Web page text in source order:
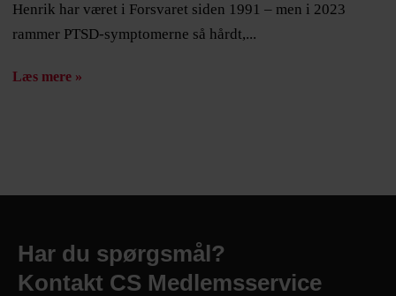
Henrik har været i Forsvaret siden 1991 – men i 2023
rammer PTSD-symptomerne så hårdt,...
Læs mere »
Har du spørgsmål?
Kontakt CS Medlemsservice